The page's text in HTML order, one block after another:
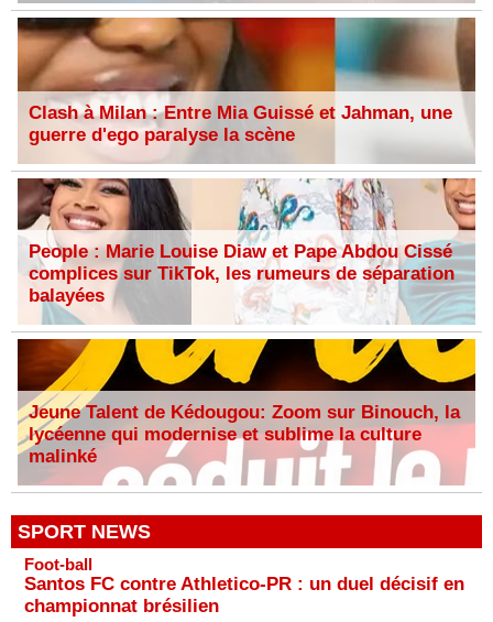
Clash à Milan : Entre Mia Guissé et Jahman, une
guerre d'ego paralyse la scène
People : Marie Louise Diaw et Pape Abdou Cissé
complices sur TikTok, les rumeurs de séparation
balayées
Jeune Talent de Kédougou: Zoom sur Binouch, la
lycéenne qui modernise et sublime la culture
malinké
SPORT NEWS
Foot-ball
Santos FC contre Athletico-PR : un duel décisif en
championnat brésilien